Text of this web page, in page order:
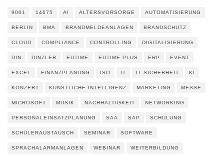
9001 14675 AI ALTERSVORSORGE AUTOMATISIERUNG
BERLIN BMA BRANDMELDEANLAGEN BRANDSCHUTZ
CLOUD COMPLIANCE CONTROLLING DIGITALISIERUNG
DIN DINZLER EDTIME EDTIME PLUS ERP EVENT
EXCEL FINANZPLANUNG ISO IT IT SICHERHEIT KI
KONZERT KÜNSTLICHE INTELLIGENZ MARKETING MESSE
MICROSOFT MUSIK NACHHALTIGKEIT NETWORKING
PERSONALEINSATZPLANUNG SAA SAP SCHULUNG
SCHÜLERAUSTAUSCH SEMINAR SOFTWARE
SPRACHALARMANLAGEN WEBINAR WEITERBILDUNG